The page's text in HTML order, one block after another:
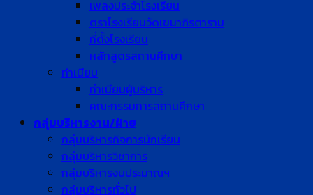
เพลงประจำโรงเรียน
ตราโรงเรียนวัดเขมาภิรตาราม
ที่ตั้งโรงเรียน
หลักสูตรสถานศึกษา
ทำเนียบ
ทำเนียบผู้บริหาร
คณะกรรมการสถานศึกษา
กลุ่มบริหารงาน/ฝ่าย
กลุ่มบริหารกิจการนักเรียน
กลุ่มบริหารวิชาการ
กลุ่มบริหารงบประมาณฯ
กลุ่มบริหารทั่วไป